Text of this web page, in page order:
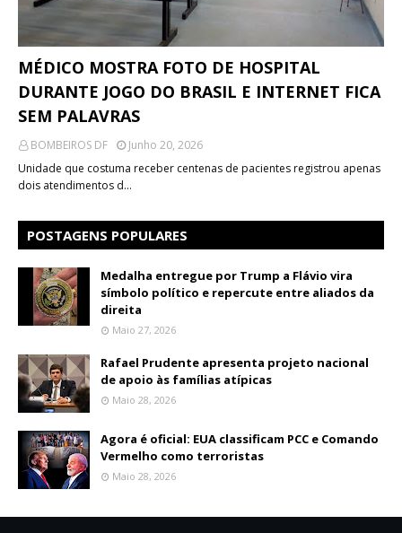
MÉDICO MOSTRA FOTO DE HOSPITAL
DURANTE JOGO DO BRASIL E INTERNET FICA
SEM PALAVRAS
BOMBEIROS DF
Junho 20, 2026
Unidade que costuma receber centenas de pacientes registrou apenas
dois atendimentos d…
POSTAGENS POPULARES
Medalha entregue por Trump a Flávio vira
símbolo político e repercute entre aliados da
direita
Maio 27, 2026
Rafael Prudente apresenta projeto nacional
de apoio às famílias atípicas
Maio 28, 2026
Agora é oficial: EUA classificam PCC e Comando
Vermelho como terroristas
Maio 28, 2026